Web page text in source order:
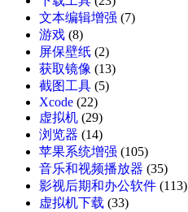
文本编辑增强 (7)
游戏 (8)
屏保壁纸 (2)
获取镜像 (13)
截图工具 (5)
Xcode (22)
虚拟机 (29)
浏览器 (14)
苹果系统增强 (105)
音乐和视频播放器 (35)
影视后期和办公软件 (113)
虚拟机下载 (33)